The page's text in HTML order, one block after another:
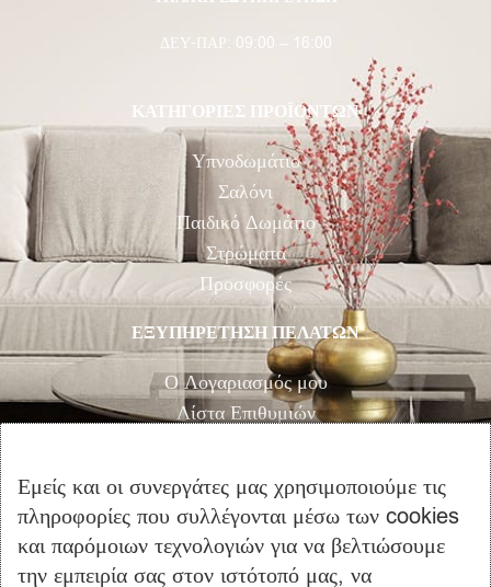
ΔΕΥ-ΠΑΡ: 09:00 – 16:00
ΚΑΤΗΓΟΡΙΕΣ ΠΡΟΪΟΝΤΩΝ
Υπνοδωμάτιο
Σαλόνι
Παιδικό Δωμάτιο
Στρώματα
Προσφορές
ΕΞΥΠΗΡΕΤΗΣΗ ΠΕΛΑΤΩΝ
Ο Λογαριασμός μου
Λίστα Επιθυμιών
Καλάθι Αγορών
Επικοινωνία
ΠΛΗΡΟΦΟΡΙΕΣ
Εμείς και οι συνεργάτες μας χρησιμοποιούμε τις
πληροφορίες που συλλέγονται μέσω των cookies
και παρόμοιων τεχνολογιών για να βελτιώσουμε
την εμπειρία σας στον ιστότοπό μας, να